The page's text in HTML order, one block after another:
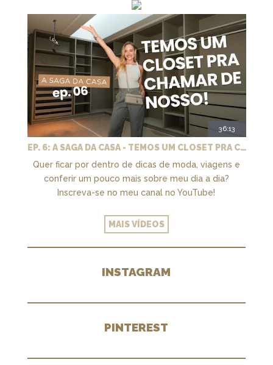
36:13
EP. 6: A SAGA DA CASA - TEMOS UM CLOSET PRA CHAMAR DE NOSSO + MARCENARIA E PAISAGISMO
Quer ficar por dentro de dicas de moda, viagens e
conferir um pouco mais sobre meu dia a dia?
Inscreva-se no meu canal no YouTube!
MAIS VÍDEOS
INSTAGRAM
PINTEREST